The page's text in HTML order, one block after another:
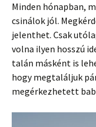
Minden hónapban,
csinálok jól.
jelenthet. Csak
volna ilyen hosszú
talán másként is
hogy megtaláljuk
megérkezhetett